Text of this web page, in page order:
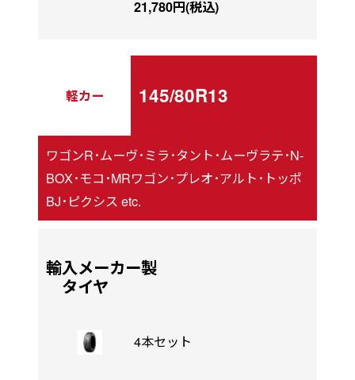
21,780円(税込)
軽カー 145/80R13
ワゴンR･ムーヴ･ミラ･タント･ムーヴラテ･N-
BOX･モコ･MRワゴン･プレオ･アルト･トッポ
BJ･ピクシス etc.
輸入メーカー製
タイヤ
4本セット